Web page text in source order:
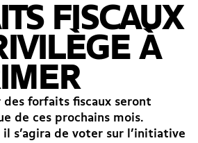
FISCAUX
À
des forfaits fiscaux seront
de ces prochains mois.
s’agira de voter sur l’initiative